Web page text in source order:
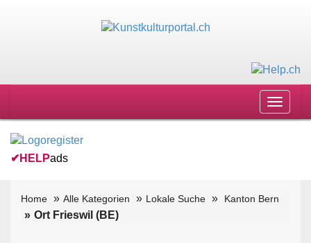
Toggle
✔ HELPads
Home Alle Kategorien Lokale Suche Kanton Bern
Ort Frieswil (BE)